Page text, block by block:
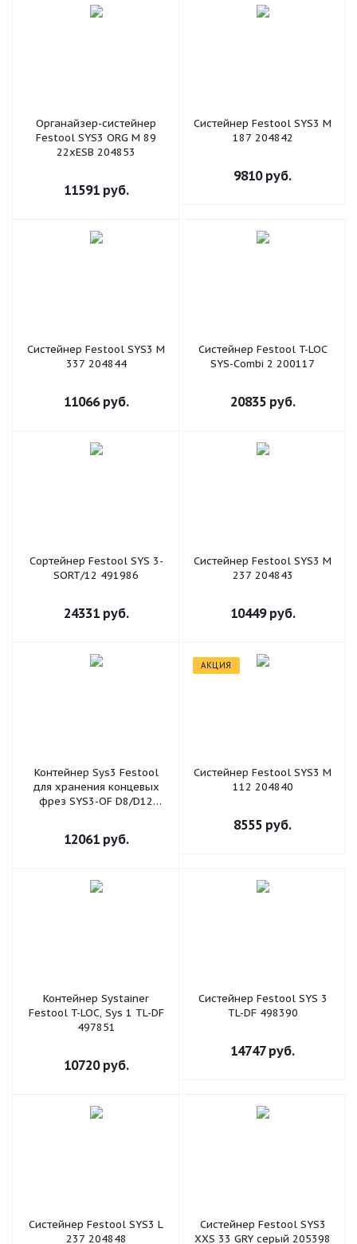
Органайзер-систейнер
Festool SYS3 ORG M 89
22xESB 204853
11591руб.
Систейнер Festool SYS3 M
187 204842
9810руб.
Систейнер Festool SYS3 M
337 204844
11066руб.
Систейнер Festool T-LOC
SYS-Combi 2 200117
20835руб.
Сортейнер Festool SYS 3-
SORT/12 491986
24331руб.
Систейнер Festool SYS3 M
237 204843
10449руб.
Контейнер Sys3 Festool
для хранения концевых
фрез SYS3-OF D8/D12
12061руб.
АКЦИЯ
Систейнер Festool SYS3 M
112 204840
8555 руб.
Контейнер Systainer
Festool T-LOC, Sys 1 TL-DF
497851
10720руб.
Систейнер Festool SYS 3
TL-DF 498390
14747руб.
Систейнер Festool SYS3 L
237 204848
Систейнер Festool SYS3
XXS 33 GRY серый 205398